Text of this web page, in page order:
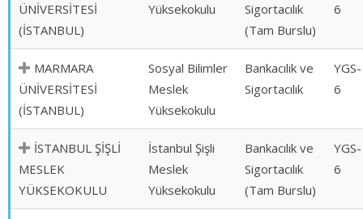
ÜNİVERSİTESİ
(İSTANBUL)
Yüksekokulu
Sigortacılık
(Tam Burslu)
6
MARMARA
ÜNİVERSİTESİ
(İSTANBUL)
Sosyal Bilimler
Meslek
Yüksekokulu
Bankacılık ve
Sigortacılık
YGS-
6
İSTANBUL ŞİŞLİ
MESLEK
YÜKSEKOKULU
İstanbul Şişli
Meslek
Yüksekokulu
Bankacılık ve
Sigortacılık
(Tam Burslu)
YGS-
6